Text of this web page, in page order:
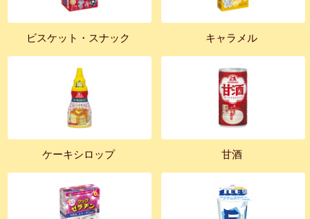
ビスケット・スナック キャラメル
ケーキシロップ 甘酒